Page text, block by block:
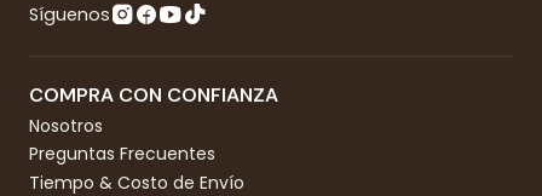
Síguenos
COMPRA CON CONFIANZA
Nosotros
Preguntas Frecuentes
Tiempo & Costo de Envío